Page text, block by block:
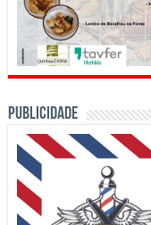
PUBLICIDADE